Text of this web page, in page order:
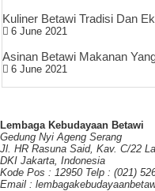
Kuliner Betawi Tradisi Dan
6 June 2021
Asinan Betawi Makanan
6 June 2021
Lembaga Kebudayaan Betawi
Gedung Nyi Ageng Serang
Jl. HR Rasuna Said, Kav. C/22
DKI Jakarta, Indonesia
Kode Pos : 12950 Telp : (021)
Email :